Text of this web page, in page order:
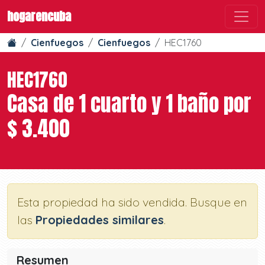
hogarencuba
Cienfuegos Cienfuegos HEC1760
HEC1760
Casa de 1 cuarto y 1 baño por
$ 3.400
Esta propiedad ha sido vendida. Busque en
las Propiedades similares.
Resumen